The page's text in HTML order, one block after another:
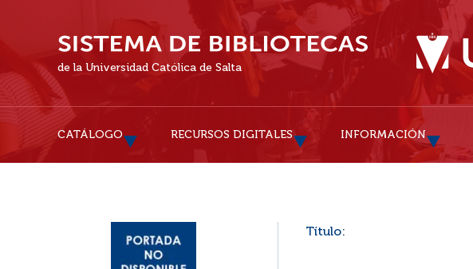
de la Universidad Católica de Salta
CATÁLOGO RECURSOS DIGITALES INFORMACIÓN
Título: